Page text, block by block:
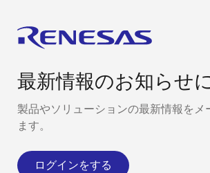
最新情報のお知らせ
製品やソリューションの最新情報をメ
ます。
ログインをする